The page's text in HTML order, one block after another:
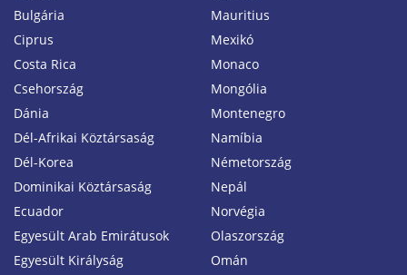
Bulgária
Ciprus
Costa Rica
Csehország
Dánia
Dél-Afrikai Köztársaság
Dél-Korea
Dominikai Köztársaság
Ecuador
Egyesült Arab Emirátusok
Egyesült Királyság
Mauritius
Mexikó
Monaco
Mongólia
Montenegro
Namíbia
Németország
Nepál
Norvégia
Olaszország
Omán